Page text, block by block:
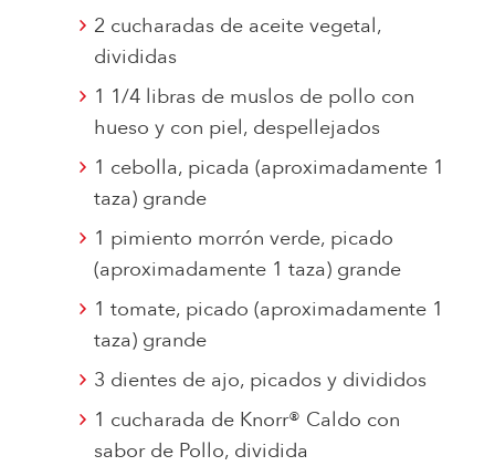
2 cucharadas de aceite vegetal,
divididas
1 1/4 libras de muslos de pollo con
hueso y con piel, despellejados
1 cebolla, picada (aproximadamente 1
taza) grande
1 pimiento morrón verde, picado
(aproximadamente 1 taza) grande
1 tomate, picado (aproximadamente 1
taza) grande
3 dientes de ajo, picados y divididos
1 cucharada de Knorr® Caldo con
sabor de Pollo, dividida